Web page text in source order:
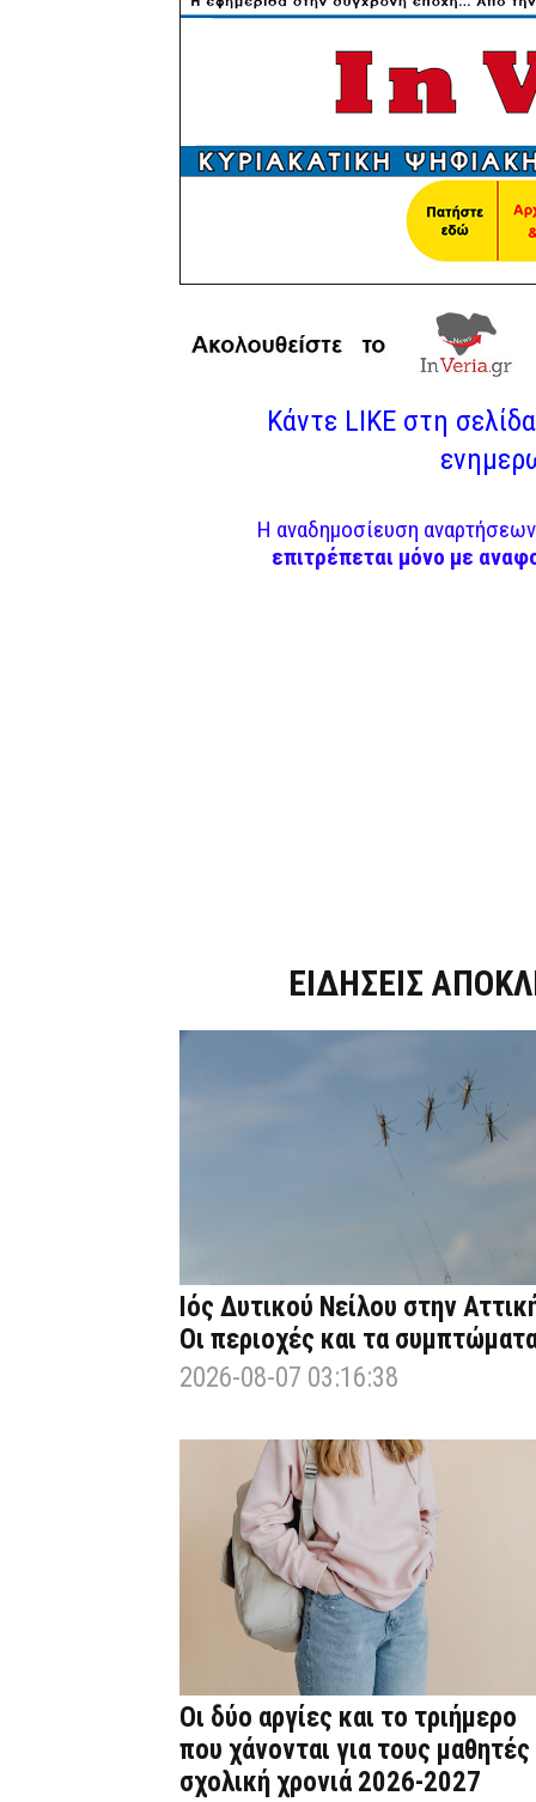
Κάντε LIKE στη
Η αναδημοσίευση
επιτρέπεται μόνο με
ΕΙΔΗΣΕΙΣ
Ιός Δυτικού Νείλου στην
Οι περιοχές και τα
2026-08-07 03:16:38
Οι δύο αργίες και το τριήμερο
που χάνονται για τους μαθητές
σχολική χρονιά 2026-2027